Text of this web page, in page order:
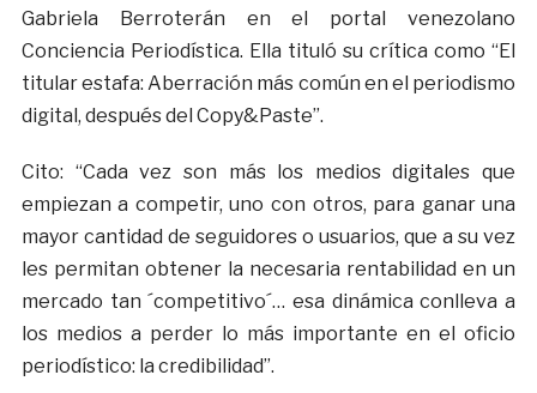
Gabriela Berroterán en el portal venezolano
Conciencia Periodística. Ella tituló su crítica como “El
titular estafa: Aberración más común en el periodismo
digital, después del Copy&Paste”.
Cito: “Cada vez son más los medios digitales que
empiezan a competir, uno con otros, para ganar una
mayor cantidad de seguidores o usuarios, que a su vez
les permitan obtener la necesaria rentabilidad en un
mercado tan ´competitivo´… esa dinámica conlleva a
los medios a perder lo más importante en el oficio
periodístico: la credibilidad”.